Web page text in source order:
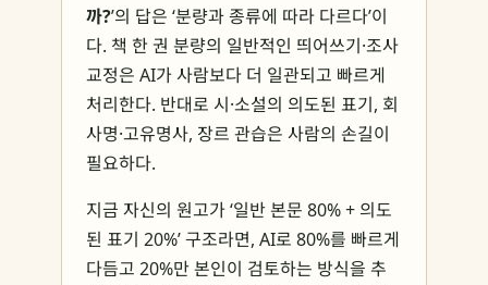
까?’의 답은 ‘분량과 종류에 따라 다르다’이
다. 책 한 권 분량의 일반적인 띄어쓰기·조사
교정은 AI가 사람보다 더 일관되고 빠르게
처리한다. 반대로 시·소설의 의도된 표기, 회
사명·고유명사, 장르 관습은 사람의 손길이
필요하다.
지금 자신의 원고가 ‘일반 본문 80% + 의도
된 표기 20%’ 구조라면, AI로 80%를 빠르게
다듬고 20%만 본인이 검토하는 방식을 추